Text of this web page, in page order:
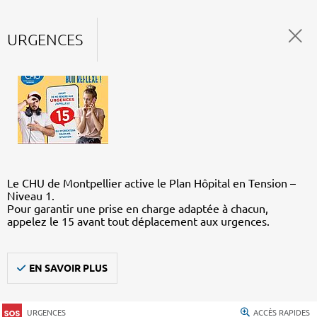
URGENCES
Le CHU de Montpellier active le Plan Hôpital en Tension –
Niveau 1.
Pour garantir une prise en charge adaptée à chacun,
appelez le 15 avant tout déplacement aux urgences.
EN SAVOIR PLUS
URGENCES ACCÈS RAPIDES